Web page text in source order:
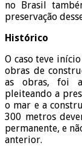
no Brasil
preservação
Histórico
O caso teve
obras de
as obras, foi
pleiteando a
o mar e a
300 metros
permanente, e
anterior.